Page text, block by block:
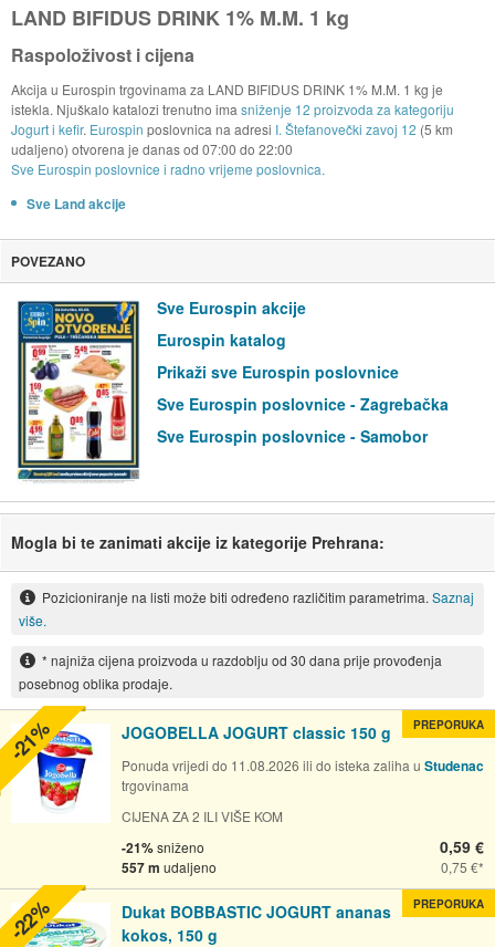
LAND BIFIDUS DRINK 1% M.M. 1 kg
Raspoloživost i cijena
Akcija u Eurospin trgovinama za LAND BIFIDUS DRINK 1% M.M. 1 kg je
istekla. Njuškalo katalozi trenutno ima sniženje 12 proizvoda za kategoriju
Jogurt i kefir. Eurospin poslovnica na adresi I. Štefanovečki zavoj 12 (5 km
udaljeno) otvorena je danas od 07:00 do 22:00
Sve Eurospin poslovnice i radno vrijeme poslovnica.
Sve Land akcije
POVEZANO
Sve Eurospin akcije
Eurospin katalog
Prikaži sve Eurospin poslovnice
Sve Eurospin poslovnice - Zagrebačka
Sve Eurospin poslovnice - Samobor
Mogla bi te zanimati akcije iz kategorije Prehrana:
Pozicioniranje na listi može biti određeno različitim parametrima. Saznaj
više.
* najniža cijena proizvoda u razdoblju od 30 dana prije provođenja
posebnog oblika prodaje.
JOGOBELLA JOGURT classic 150 g
Ponuda vrijedi do 11.08.2026 ili do isteka zaliha u Studenac
trgovinama
CIJENA ZA 2 ILI VIŠE KOM
-21%sniženo
557 m udaljeno
0,59 €
0,75 €
PREPORUKA
-21%
Dukat BOBBASTIC JOGURT ananas
kokos, 150 g
PREPORUKA
-22%